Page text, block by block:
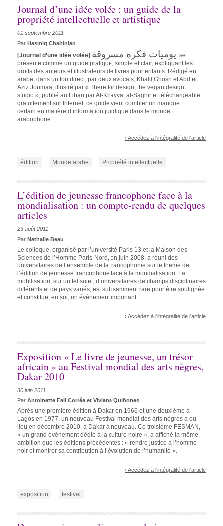
Journal d’une idée volée : un guide de la
propriété intellectuelle et artistique
01 septembre 2011
Par Hasmig Chahinian
[Journal d’une idée volée] يوميات فكرة مسروقة se
présente comme un guide pratique, simple et clair, expliquant les
droits des auteurs et illustrateurs de livres pour enfants. Rédigé en
arabe, dans un ton direct, par deux avocats, Khalil Ghosn et Abd el
Aziz Joumaa, illustré par « There for design, the vegan design
studio », publié au Liban par Al-Khayyat al-Saghir ettéléchargeable
gratuitement sur Internet, ce guide vient combler un manque
certain en matière d’information juridique dans le monde
arabophone.
› Accédez à l'intégralité de l'article
édition Monde arabe Propriété intellectuelle
L’édition de jeunesse francophone face à la
mondialisation : un compte-rendu de quelques
articles
23 août 2011
Par Nathalie Beau
Le colloque, organisé par l’université Paris 13 et la Maison des
Sciences de l’Homme Paris-Nord, en juin 2008, a réuni des
universitaires de l’ensemble de la francophonie sur le thème de
l’édition de jeunesse francophone face à la mondialisation. La
mobilisation, sur un tel sujet, d’universitaires de champs disciplinaires
différents et de pays variés, est suffisamment rare pour être soulignée
et constitue, en soi, un événement important.
› Accédez à l'intégralité de l'article
Exposition « Le livre de jeunesse, un trésor
africain » au Festival mondial des arts nègres,
Dakar 2010
30 juin 2011
Par Antoinette Fall Corréa et Viviana Quiñones
Après une première édition à Dakar en 1966 et une deuxième à
Lagos en 1977, un nouveau Festival mondial des arts nègres a eu
lieu en décembre 2010, à Dakar à nouveau. Ce troisième FESMAN,
« un grand événement dédié à la culture noire », a affiché la même
ambition que les éditions précédentes : « rendre justice à l’homme
noir et montrer sa contribution à l’évolution de l’humanité ».
› Accédez à l'intégralité de l'article
exposition festival